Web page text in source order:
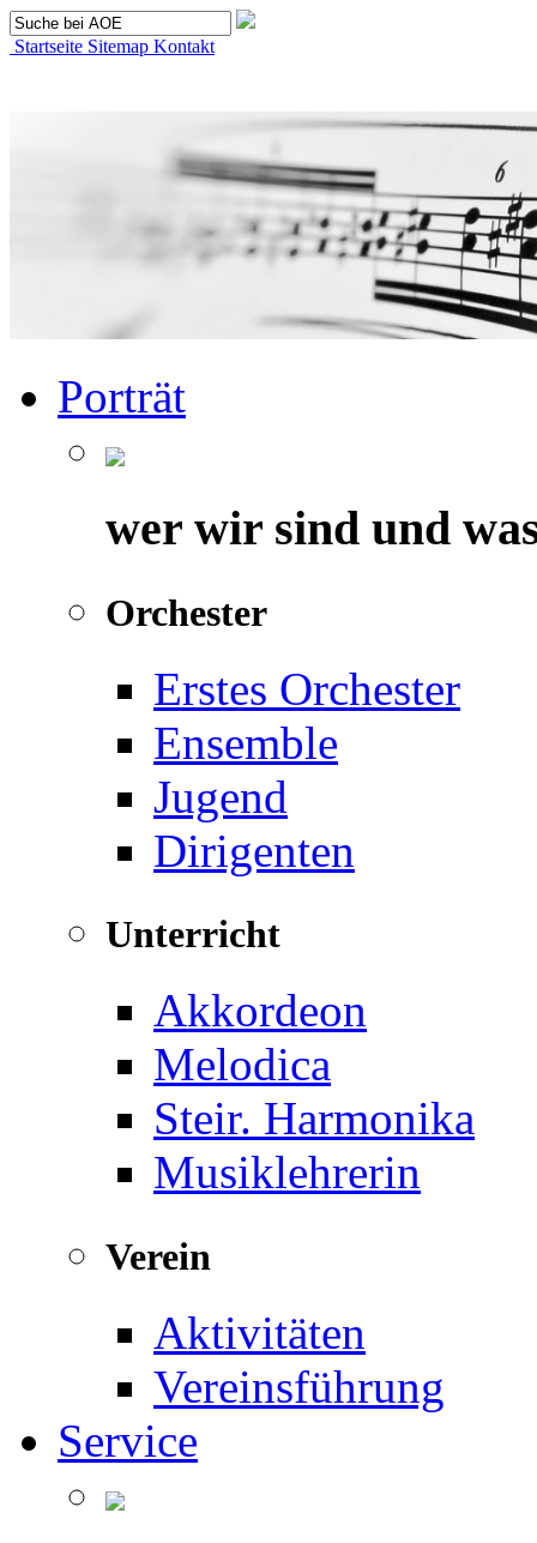
Startseite Sitemap Kontakt
Porträt
wer wir sind und
Orchester
Erstes Orchester
Ensemble
Jugend
Dirigenten
Unterricht
Akkordeon
Melodica
Steir. Harmonika
Musiklehrerin
Verein
Aktivitäten
Vereinsführung
Service